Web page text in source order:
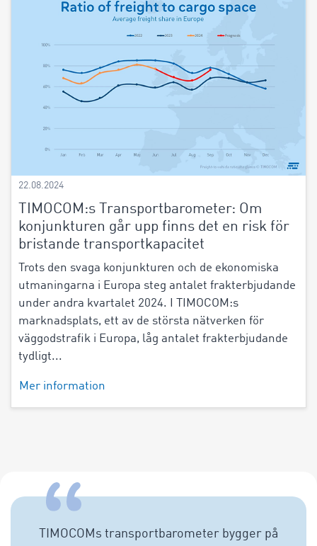
22.08.2024
TIMOCOM:s Transportbarometer: Om
konjunkturen går upp finns det en risk för
bristande transportkapacitet
Trots den svaga konjunkturen och de ekonomiska
utmaningarna i Europa steg antalet frakterbjudande
under andra kvartalet 2024. I TIMOCOM:s
marknadsplats, ett av de största nätverken för
väggodstrafik i Europa, låg antalet frakterbjudande
tydligt...
Mer information
TIMOCOMs transportbarometer bygger på